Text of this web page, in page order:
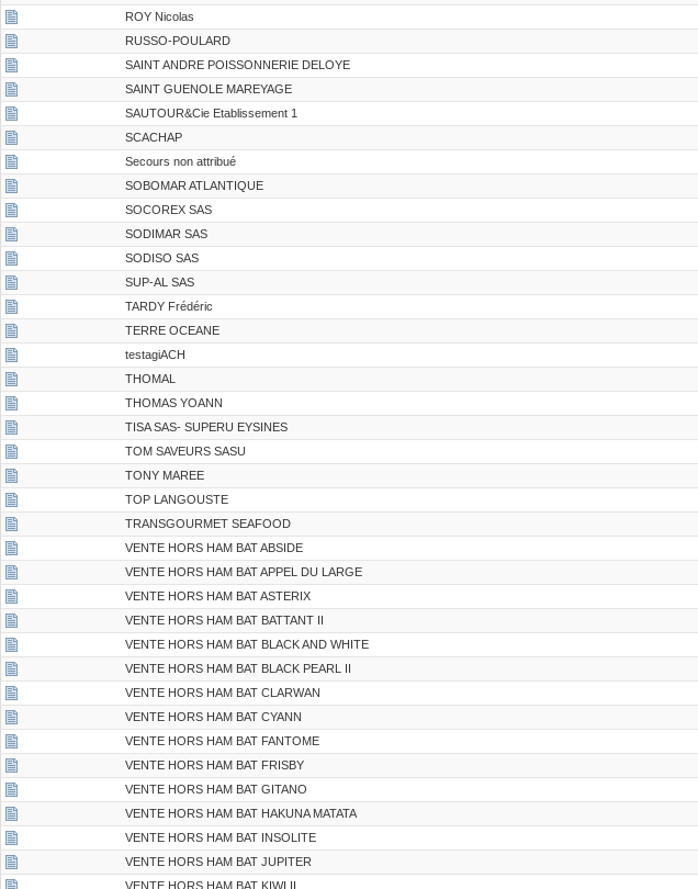
ROY Nicolas
RUSSO-POULARD
SAINT ANDRE POISSONNERIE DELOYE
SAINT GUENOLE MAREYAGE
SAUTOUR&Cie Etablissement 1
SCACHAP
Secours non attribué
SOBOMAR ATLANTIQUE
SOCOREX SAS
SODIMAR SAS
SODISO SAS
SUP-AL SAS
TARDY Frédéric
TERRE OCEANE
testagiACH
THOMAL
THOMAS YOANN
TISA SAS- SUPERU EYSINES
TOM SAVEURS SASU
TONY MAREE
TOP LANGOUSTE
TRANSGOURMET SEAFOOD
VENTE HORS HAM BAT ABSIDE
VENTE HORS HAM BAT APPEL DU LARGE
VENTE HORS HAM BAT ASTERIX
VENTE HORS HAM BAT BATTANT II
VENTE HORS HAM BAT BLACK AND WHITE
VENTE HORS HAM BAT BLACK PEARL II
VENTE HORS HAM BAT CLARWAN
VENTE HORS HAM BAT CYANN
VENTE HORS HAM BAT FANTOME
VENTE HORS HAM BAT FRISBY
VENTE HORS HAM BAT GITANO
VENTE HORS HAM BAT HAKUNA MATATA
VENTE HORS HAM BAT INSOLITE
VENTE HORS HAM BAT JUPITER
VENTE HORS HAM BAT KIWI II